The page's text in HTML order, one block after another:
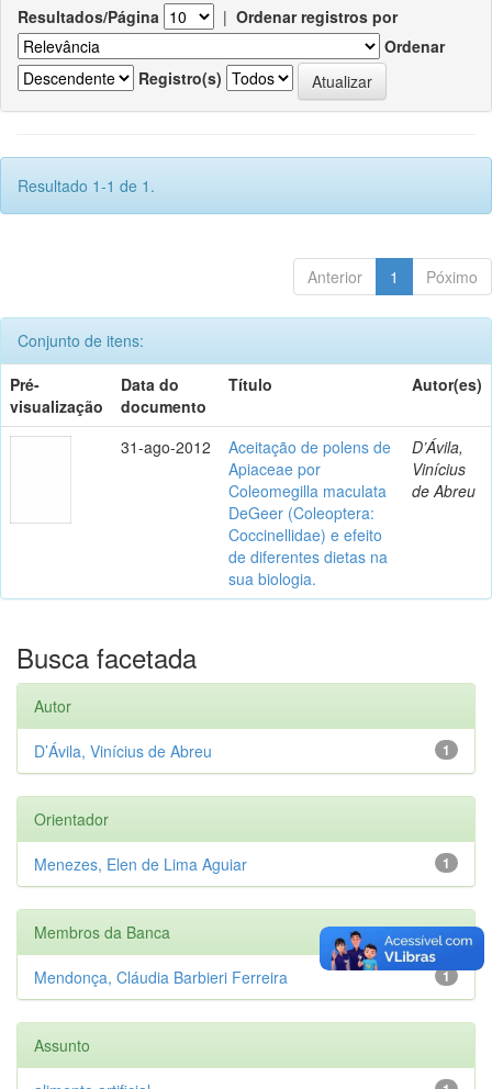
Resultados/Página | Ordenar registros por
Ordenar
Registro(s)
Resultado 1-1 de 1.
Anterior 1 Póximo
Conjunto de itens:
Pré-
visualização
Data do
documento
Título Autor(es)
31-ago-2012
Aceitação de polens de
Apiaceae por
Coleomegilla maculata
DeGeer (Coleoptera:
Coccinellidae) e efeito
de diferentes dietas na
sua biologia.
D’Ávila,
Vinícius
de Abreu
Busca facetada
Autor
1
D’Ávila, Vinícius de Abreu
Orientador
1
Menezes, Elen de Lima Aguiar
Membros da Banca
1
Mendonça, Cláudia Barbieri Ferreira
Assunto